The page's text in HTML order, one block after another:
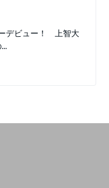
デビュー！ 上智大